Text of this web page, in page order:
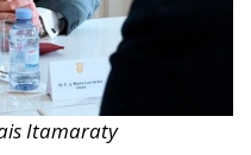
Itamaraty